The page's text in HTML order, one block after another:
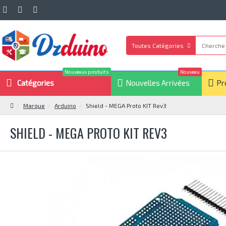
Toutes Catégories
Catégories
Nouveaux produits
Nouvelles Arrivées
Nouveau
Marque Arduino Shield - MEGA Proto KIT Rev3
SHIELD - MEGA PROTO KIT REV3